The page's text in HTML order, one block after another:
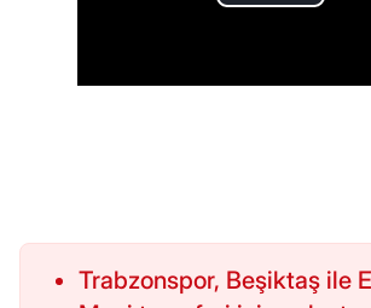
Trabzonspor, Beşiktaş ile